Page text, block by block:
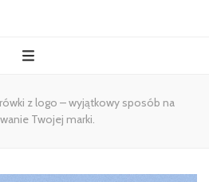
z logo – wyjątkowy sposób na
Twojej marki.